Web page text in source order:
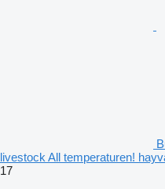
livestock All temperaturen!
17